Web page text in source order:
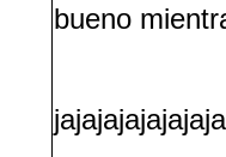
bueno